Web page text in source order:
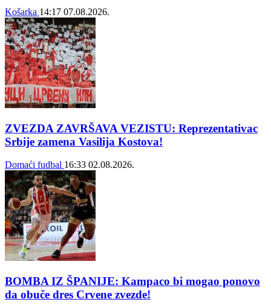
Košarka 14:17 07.08.2026.
ZVEZDA ZAVRŠAVA VEZISTU: Reprezentativac
Srbije zamena Vasilija Kostova!
Domaći fudbal 16:33 02.08.2026.
BOMBA IZ ŠPANIJE: Kampaco bi mogao ponovo
da obuče dres Crvene zvezde!